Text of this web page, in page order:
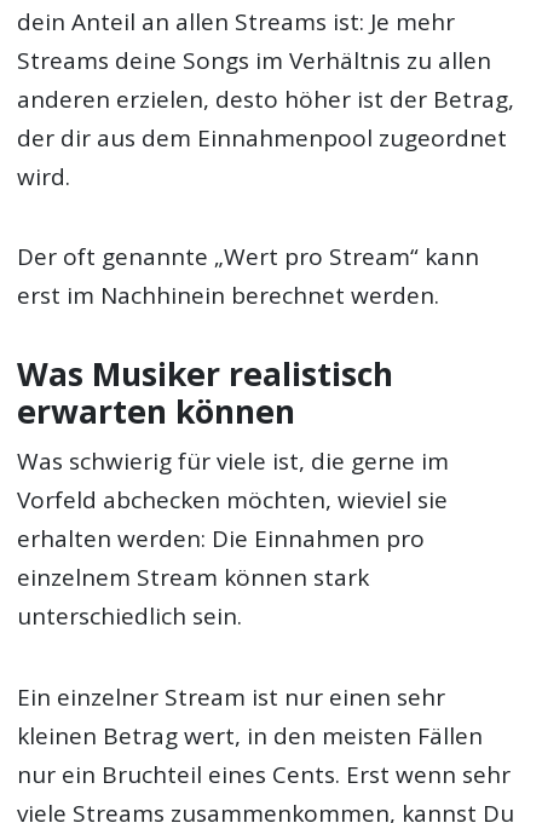
dein Anteil an allen Streams ist: Je mehr
Streams deine Songs im Verhältnis zu allen
anderen erzielen, desto höher ist der Betrag,
der dir aus dem Einnahmenpool zugeordnet
wird.
Der oft genannte „Wert pro Stream“ kann
erst im Nachhinein berechnet werden.
Was Musiker realistisch
erwarten können
Was schwierig für viele ist, die gerne im
Vorfeld abchecken möchten, wieviel sie
erhalten werden: Die Einnahmen pro
einzelnem Stream können stark
unterschiedlich sein.
Ein einzelner Stream ist nur einen sehr
kleinen Betrag wert, in den meisten Fällen
nur ein Bruchteil eines Cents. Erst wenn sehr
viele Streams zusammenkommen, kannst Du